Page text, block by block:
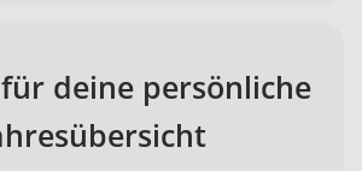
deine persönliche